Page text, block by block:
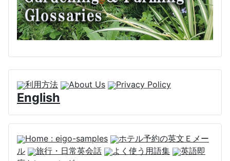
利用方法 About Us Privacy Policy
English
Home : eigo-samples
ホテル予約の英文Ｅメー
ル
旅行・日常英会話 よく使う用語集
英語即